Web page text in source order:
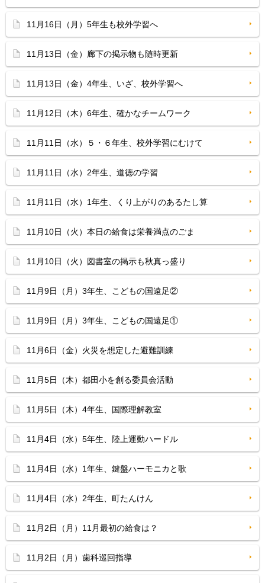
11月16日（月）5年生も校外学習へ
11月13日（金）廊下の掲示物も随時更新
11月13日（金）4年生、いざ、校外学習へ
11月12日（木）6年生、確かなチームワーク
11月11日（水）５・６年生、校外学習にむけて
11月11日（水）2年生、道徳の学習
11月11日（水）1年生、くり上がりのあるたし算
11月10日（火）本日の給食は栄養満点のごま
11月10日（火）図書室の掲示も秋真っ盛り
11月9日（月）3年生、こどもの国遠足②
11月9日（月）3年生、こどもの国遠足①
11月6日（金）火災を想定した避難訓練
11月5日（木）都田小を創る委員会活動
11月5日（木）4年生、国際理解教室
11月4日（水）5年生、陸上運動ハードル
11月4日（水）1年生、鍵盤ハーモニカと歌
11月4日（水）2年生、町たんけん
11月2日（月）11月最初の給食は？
11月2日（月）歯科巡回指導